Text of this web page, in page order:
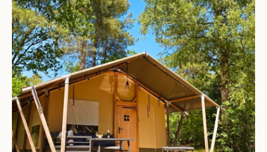
Naturisme
Community
Kalender